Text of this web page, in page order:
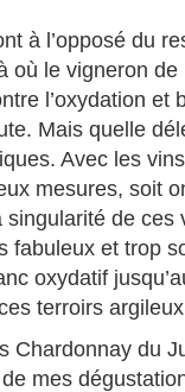
à l’opposé du
où le vigneron de
l’oxydation et
Mais quelle
Avec les
mesures, soit
singularité de ces
fabuleux et trop
oxydatif
terroirs
Chardonnay du
mes